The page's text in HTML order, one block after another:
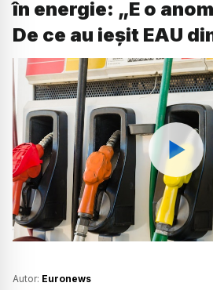
în energie: „E o
De ce au ieșit EAU
Autor: Euronews